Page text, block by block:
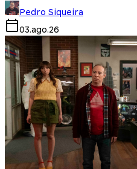
Pedro Siqueira
03.ago.26